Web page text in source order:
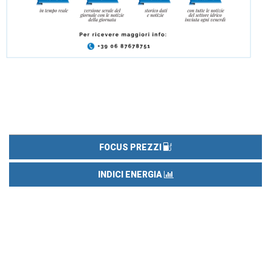
FOCUS PREZZI
INDICI ENERGIA